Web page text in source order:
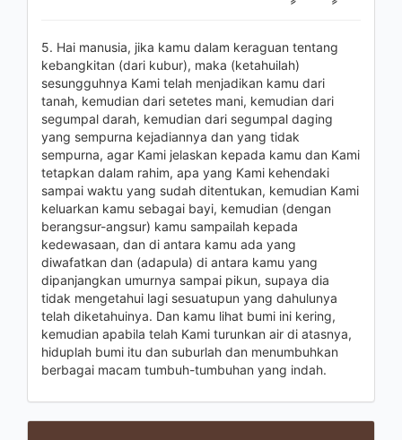
5. Hai manusia, jika kamu dalam keraguan tentang
kebangkitan (dari kubur), maka (ketahuilah)
sesungguhnya Kami telah menjadikan kamu dari
tanah, kemudian dari setetes mani, kemudian dari
segumpal darah, kemudian dari segumpal daging
yang sempurna kejadiannya dan yang tidak
sempurna, agar Kami jelaskan kepada kamu dan Kami
tetapkan dalam rahim, apa yang Kami kehendaki
sampai waktu yang sudah ditentukan, kemudian Kami
keluarkan kamu sebagai bayi, kemudian (dengan
berangsur-angsur) kamu sampailah kepada
kedewasaan, dan di antara kamu ada yang
diwafatkan dan (adapula) di antara kamu yang
dipanjangkan umurnya sampai pikun, supaya dia
tidak mengetahui lagi sesuatupun yang dahulunya
telah diketahuinya. Dan kamu lihat bumi ini kering,
kemudian apabila telah Kami turunkan air di atasnya,
hiduplah bumi itu dan suburlah dan menumbuhkan
berbagai macam tumbuh-tumbuhan yang indah.